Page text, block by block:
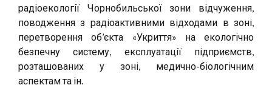
радіоекології Чорнобильської зони відчуження,
поводження з радіоактивними відходами в зоні,
перетворення об’єкта «Укриття» на екологічно
безпечну систему, експлуатації підприємств,
розташованих у зоні, медично-біологічним
аспектам та ін.